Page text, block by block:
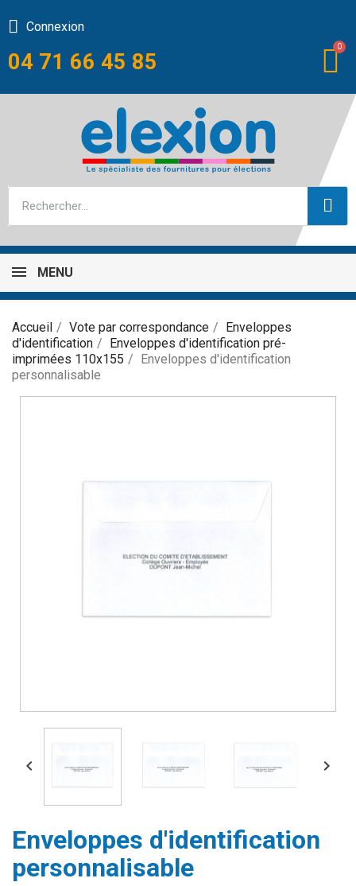
04 71 66 45 85
Connexion
MENU
Accueil Vote par correspondance
Enveloppes
d'identification
Enveloppes d'identification pré-
imprimées 110x155
Enveloppes d'identification
personnalisable
 
Enveloppes d'identification
personnalisable